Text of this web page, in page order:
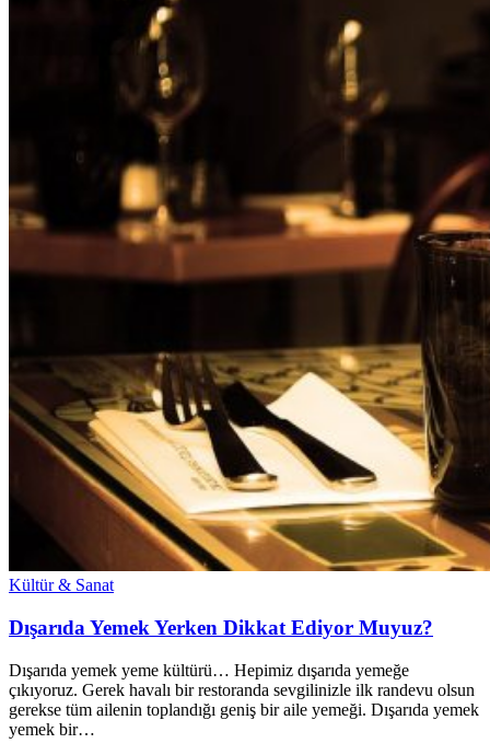
Kültür & Sanat
Dışarıda Yemek Yerken Dikkat Ediyor Muyuz?
Dışarıda yemek yeme kültürü… Hepimiz dışarıda yemeğe
çıkıyoruz. Gerek havalı bir restoranda sevgilinizle ilk randevu olsun
gerekse tüm ailenin toplandığı geniş bir aile yemeği. Dışarıda yemek
yemek bir…